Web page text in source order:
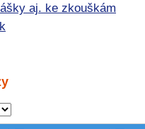
aj. ke zkouškám